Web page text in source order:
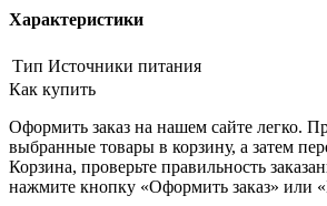
Характеристики
Тип Источники питания
Как купить
Оформить заказ на нашем сайте легко.
выбранные товары в корзину, а затем
Корзина, проверьте правильность
нажмите кнопку «Оформить заказ» или